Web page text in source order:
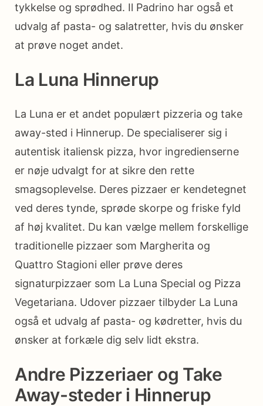
tykkelse og sprødhed. Il Padrino har også et
udvalg af pasta- og salatretter, hvis du ønsker
at prøve noget andet.
La Luna Hinnerup
La Luna er et andet populært pizzeria og take
away-sted i Hinnerup. De specialiserer sig i
autentisk italiensk pizza, hvor ingredienserne
er nøje udvalgt for at sikre den rette
smagsoplevelse. Deres pizzaer er kendetegnet
ved deres tynde, sprøde skorpe og friske fyld
af høj kvalitet. Du kan vælge mellem forskellige
traditionelle pizzaer som Margherita og
Quattro Stagioni eller prøve deres
signaturpizzaer som La Luna Special og Pizza
Vegetariana. Udover pizzaer tilbyder La Luna
også et udvalg af pasta- og kødretter, hvis du
ønsker at forkæle dig selv lidt ekstra.
Andre Pizzeriaer og Take
Away-steder i Hinnerup